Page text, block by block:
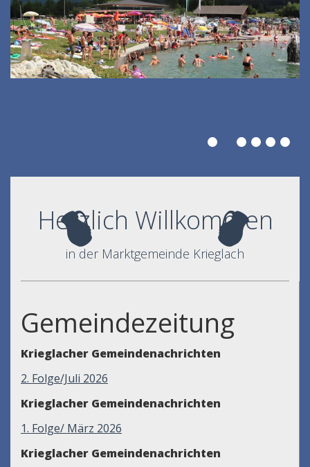
Herzlich Willkommen
in der Marktgemeinde Krieglach
Gemeindezeitung
Krieglacher Gemeindenachrichten
2. Folge/Juli 2026
Krieglacher Gemeindenachrichten
1. Folge/ März 2026
Krieglacher Gemeindenachrichten